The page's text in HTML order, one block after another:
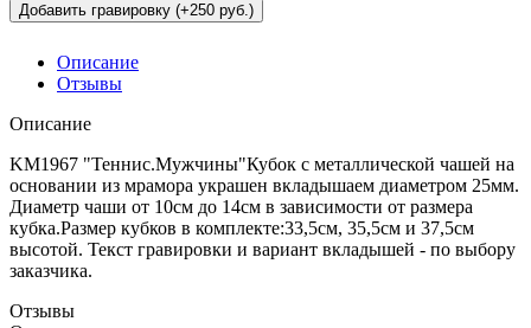
Добавить гравировку (+250 руб.)
Описание
Отзывы
Описание
KM1967 "Теннис.Мужчины"Кубок с металлической чашей на
основании из мрамора украшен вкладышаем диаметром 25мм.
Диаметр чаши от 10см до 14см в зависимости от размера
кубка.Размер кубков в комплекте:33,5см, 35,5см и 37,5cм
высотой. Текст гравировки и вариант вкладышей - по выбору
заказчика.
Отзывы